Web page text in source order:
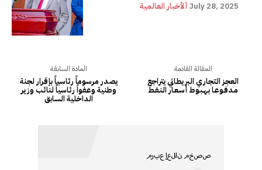
ألأخبار العالمية July 28, 2025
المادة السابقة
يصدر مرسوماً رئاسياً بإقرار لجنة
وطنية وعفواً رئاسياً لنائب وزير
الداخلية السابق
المقالة القادمة
العجز التجاري البريطاني يتراجع
مـدفـوعـا بـهـبـوط أسـعـار النـفـط